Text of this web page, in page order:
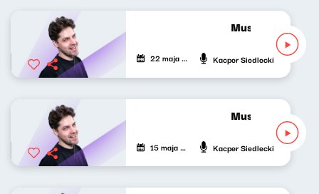
Musicalowe
22 maja 2024 Kacper Siedlecki
Musicalowe
15 maja 2024 Kacper Siedlecki